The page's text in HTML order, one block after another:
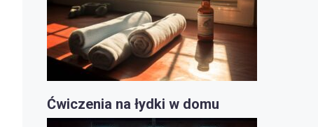
Ćwiczenia na łydki w domu